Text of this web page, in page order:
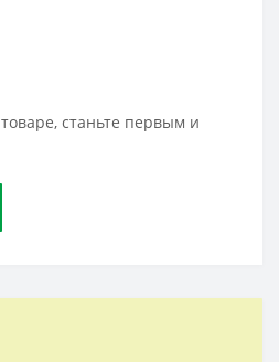
станьте первым и